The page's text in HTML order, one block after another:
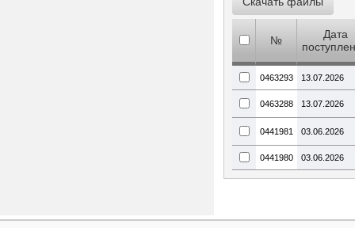
№
Дата
0463293 13.07.2026
0463288 13.07.2026
0441981 03.06.2026
0441980 03.06.2026